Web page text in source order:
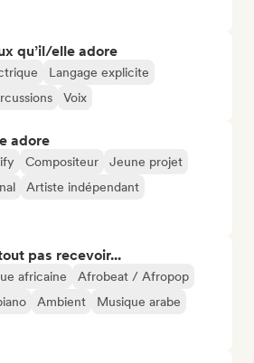
qu’il/elle adore
Langage explicite
Voix
adore
Compositeur
Jeune projet
Artiste indépendant
pas recevoir...
africaine
Afrobeat / Afropop
Ambient
Musique arabe